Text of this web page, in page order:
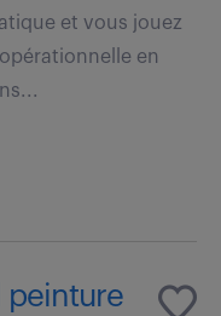
et vous jouez
en